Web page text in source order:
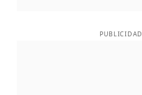
PUBLICIDAD